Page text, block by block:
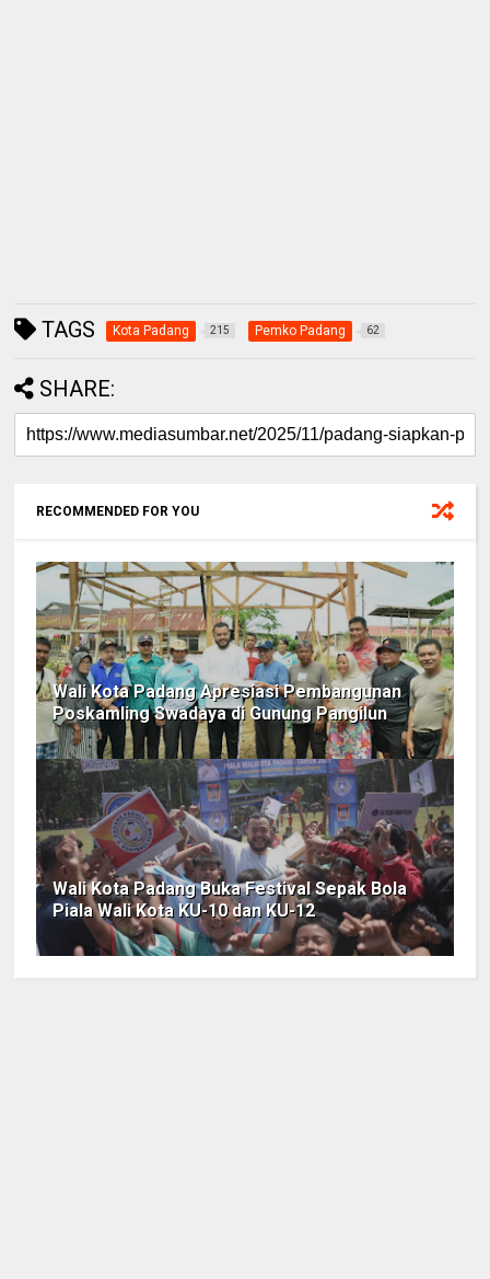
TAGS Kota Padang 215 Pemko Padang 62
SHARE:
RECOMMENDED FOR YOU
Wali Kota Padang Apresiasi Pembangunan
Poskamling Swadaya di Gunung Pangilun
Wali Kota Padang Buka Festival Sepak Bola
Piala Wali Kota KU-10 dan KU-12